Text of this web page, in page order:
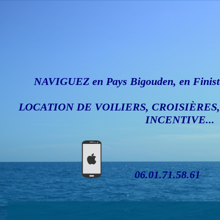
NAVIGUEZ en Pays Bigouden, en
LOCATION DE VOILIERS,
INCENTIVE...
06.01.71.58.61